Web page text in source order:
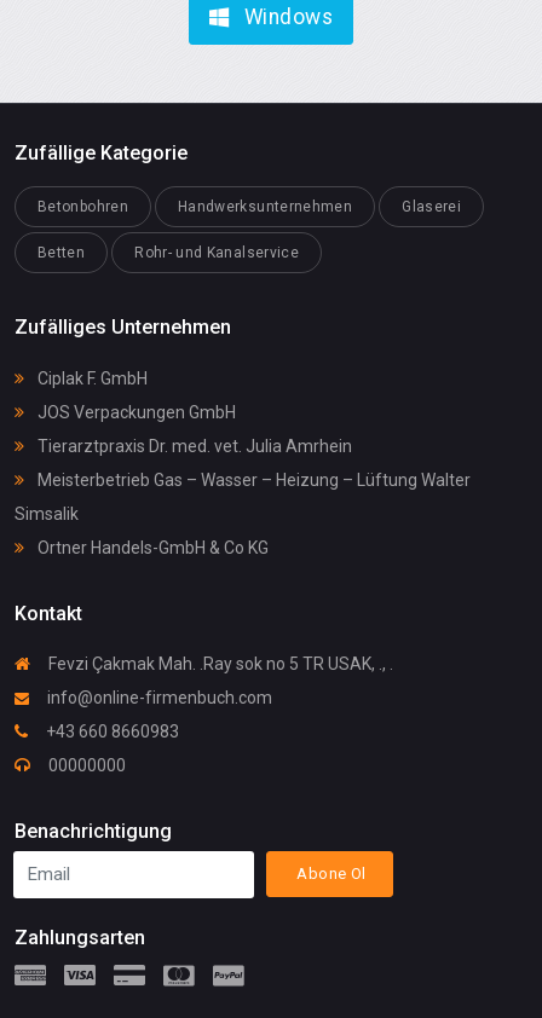
Windows
Zufällige Kategorie
Betonbohren Handwerksunternehmen Glaserei
Betten Rohr- und Kanalservice
Zufälliges Unternehmen
Ciplak F. GmbH
JOS Verpackungen GmbH
Tierarztpraxis Dr. med. vet. Julia Amrhein
Meisterbetrieb Gas – Wasser – Heizung – Lüftung Walter
Simsalik
Ortner Handels-GmbH & Co KG
Kontakt
Fevzi Çakmak Mah. .Ray sok no 5 TR USAK, ., .
info@online-firmenbuch.com
+43 660 8660983
00000000
Benachrichtigung
Abone Ol
Zahlungsarten